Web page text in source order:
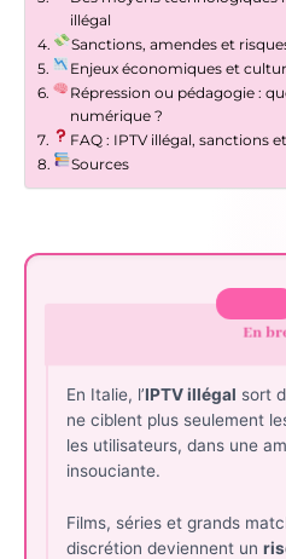
illégal
Sanctions, amendes et
Enjeux économiques et
Répression ou pédagogie :
numérique ?
FAQ : IPTV illégal, sanctions
Sources
En
En Italie, l’IPTV illégal sort
ne ciblent plus seulement
les utilisateurs, dans une
insouciante.
Films, séries et grands
discrétion deviennent un